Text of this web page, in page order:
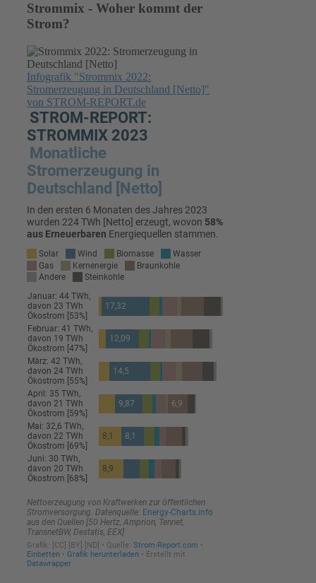
Strommix - Woher kommt der
Strom?
Infografik "Strommix 2022:
Stromerzeugung in Deutschland [Netto]"
von STROM-REPORT.de